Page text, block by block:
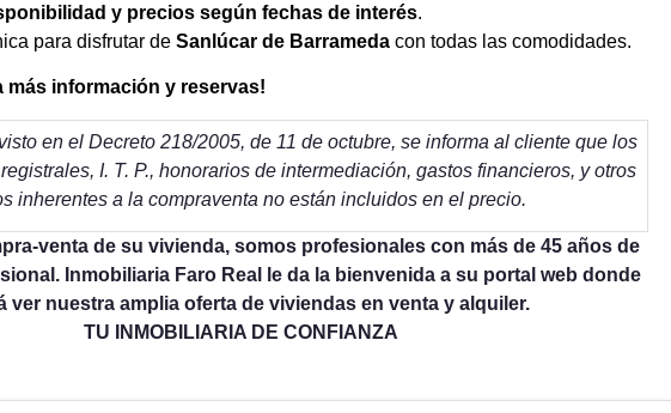
y precios según fechas de interés.
para disfrutar de Sanlúcar de Barrameda con todas las comodidades.
más información y reservas!
en el Decreto 218/2005, de 11 de octubre, se informa al cliente que los
I. T. P., honorarios de intermediación, gastos financieros, y otros
inherentes a la compraventa no están incluidos en el precio.
venta de su vivienda, somos profesionales con más de 45 años de
Inmobiliaria Faro Real le da la bienvenida a su portal web donde
ver nuestra amplia oferta de viviendas en venta y alquiler.
TU INMOBILIARIA DE CONFIANZA